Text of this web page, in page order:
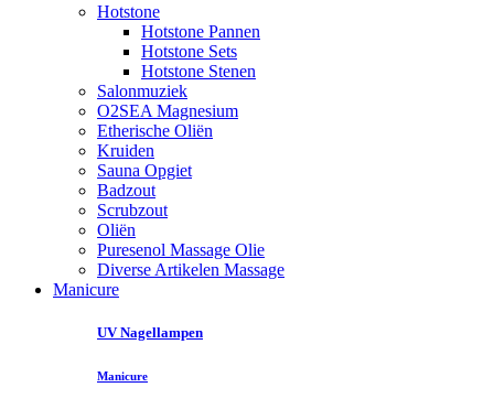
Hotstone
Hotstone Pannen
Hotstone Sets
Hotstone Stenen
Salonmuziek
O2SEA Magnesium
Etherische Oliën
Kruiden
Sauna Opgiet
Badzout
Scrubzout
Oliën
Puresenol Massage Olie
Diverse Artikelen Massage
Manicure
UV Nagellampen
Manicure